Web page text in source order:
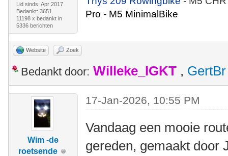
Lid sinds: Apr 2017
Bedankt: 3651
11198 x bedankt in
5336 berichten
Pro - M5 MinimalBike
Website Zoek
Bedankt door: Willeke_IGKT , GertBr
Wim -de
roetsende
17-Jan-2026, 10:55 PM
Vandaag een mooie
gereden, gemaakt door